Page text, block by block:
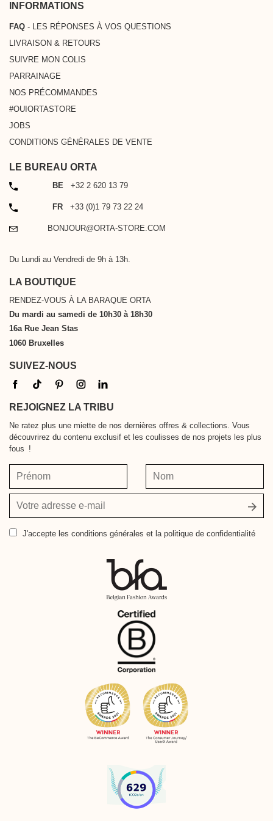
INFORMATIONS
CONDITIONS GÉNÉRALES DE VENTE
LIVRAISON & RETOURS
NOS PRÉCOMMANDES
#OUIORTASTORE
PARRAINAGE
FAQ - LES RÉPONSES À VOS QUESTIONS
SUIVRE MON COLIS
JOBS
LE BUREAU ORTA
TÉLÉPHONE
BE +32 2 620 13 79
TÉLÉPHONE
FR +33 (0)1 79 73 22 24
BONJOUR@ORTA-STORE.COM
Du Lundi au Vendredi de 9h à 13h.
LA BOUTIQUE
RENDEZ-VOUS À LA BARAQUE ORTA
Du mardi au samedi de 10h30 à 18h30
16a Rue Jean Stas
1060 Bruxelles
SUIVEZ-NOUS
REJOIGNEZ LA TRIBU
Ne ratez plus une miette de nos dernières offres & collections. Vous
découvrirez du contenu exclusif et les coulisses de nos projets les plus
fous !
Prénom Nom
Votre
adresse
e- J'accepte les conditions générales et la politique de confidentialité